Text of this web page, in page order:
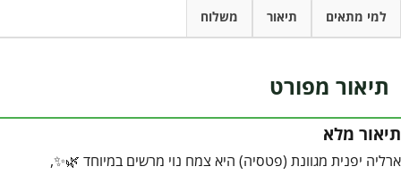
למי מתאים תיאור משלוח
תיאור מפורט
תיאור מלא
ארליה יפנית מגוונת (פטסיה) היא צמח נוי מרשים במיוחד 🌿✨,